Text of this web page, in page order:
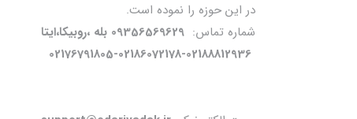
در این حوزه را نموده است.
شماره تماس:09356569629 بله ،روبیکا،ایتا
02176791805-02186072178-02188812936